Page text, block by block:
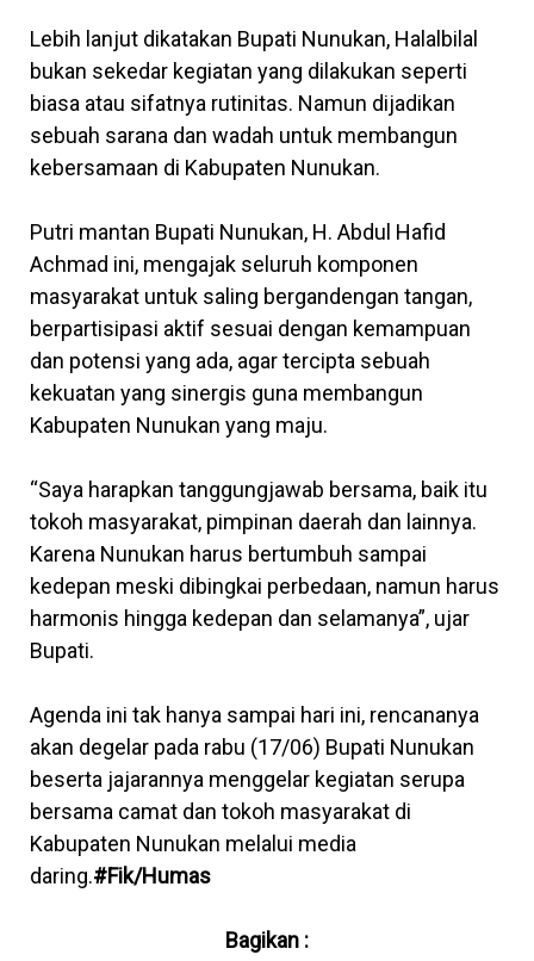
Lebih lanjut dikatakan Bupati Nunukan, Halalbilal
bukan sekedar kegiatan yang dilakukan seperti
biasa atau sifatnya rutinitas. Namun dijadikan
sebuah sarana dan wadah untuk membangun
kebersamaan di Kabupaten Nunukan.
Putri mantan Bupati Nunukan, H. Abdul Hafid
Achmad ini, mengajak seluruh komponen
masyarakat untuk saling bergandengan tangan,
berpartisipasi aktif sesuai dengan kemampuan
dan potensi yang ada, agar tercipta sebuah
kekuatan yang sinergis guna membangun
Kabupaten Nunukan yang maju.
“Saya harapkan tanggungjawab bersama, baik itu
tokoh masyarakat, pimpinan daerah dan lainnya.
Karena Nunukan harus bertumbuh sampai
kedepan meski dibingkai perbedaan, namun harus
harmonis hingga kedepan dan selamanya”, ujar
Bupati.
Agenda ini tak hanya sampai hari ini, rencananya
akan degelar pada rabu (17/06) Bupati Nunukan
beserta jajarannya menggelar kegiatan serupa
bersama camat dan tokoh masyarakat di
Kabupaten Nunukan melalui media
daring.#Fik/Humas
Bagikan :